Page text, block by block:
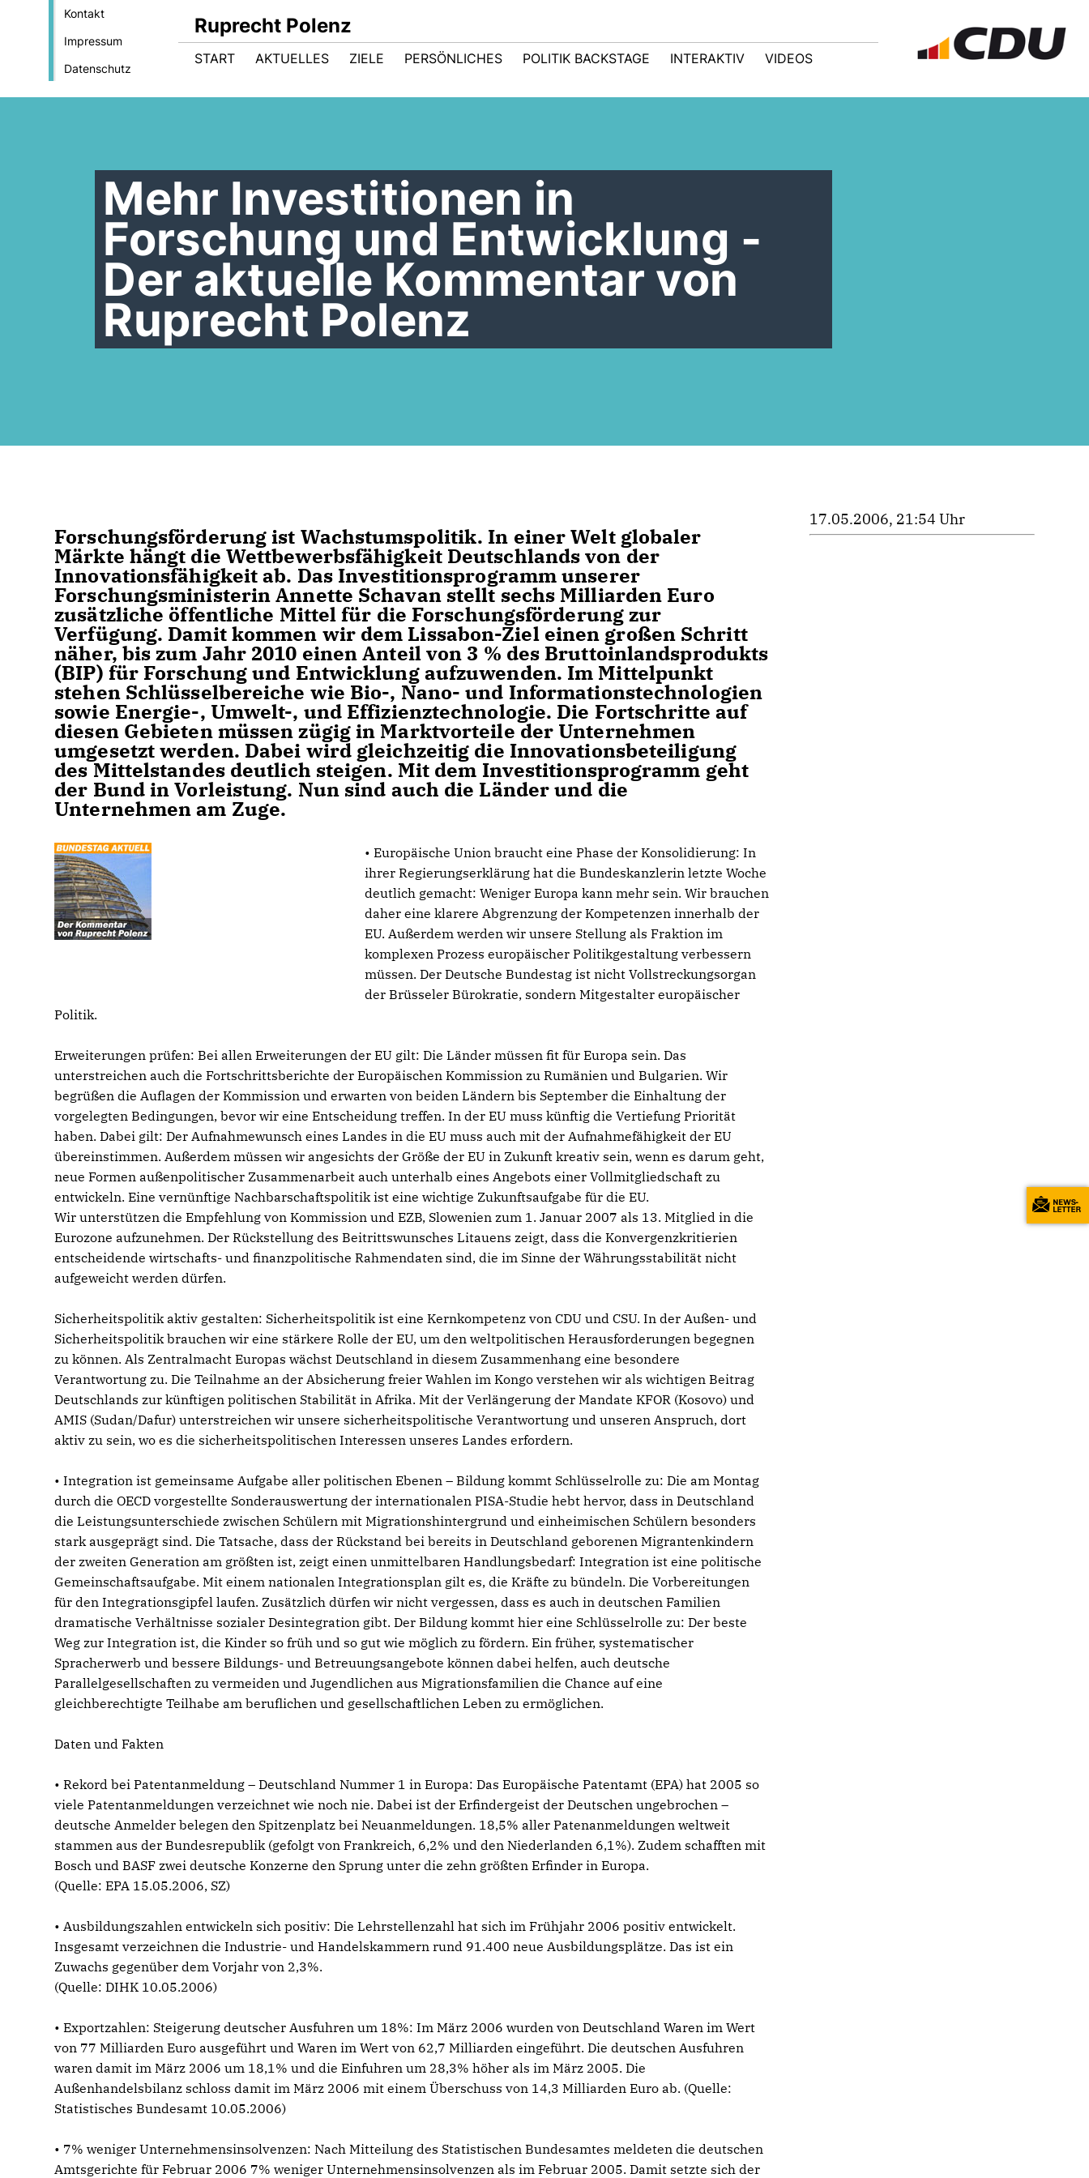
Kontakt
Impressum
Datenschutz
Ruprecht Polenz
START AKTUELLES ZIELE PERSÖNLICHES POLITIK BACKSTAGE INTERAKTIV VIDEOS
Mehr Investitionen in
Forschung und Entwicklung -
Der aktuelle Kommentar von
Ruprecht Polenz
Forschungsförderung ist Wachstumspolitik. In einer Welt globaler
Märkte hängt die Wettbewerbsfähigkeit Deutschlands von der
Innovationsfähigkeit ab. Das Investitionsprogramm unserer
Forschungsministerin Annette Schavan stellt sechs Milliarden Euro
zusätzliche öffentliche Mittel für die Forschungsförderung zur
Verfügung. Damit kommen wir dem Lissabon-Ziel einen großen Schritt
näher, bis zum Jahr 2010 einen Anteil von 3 % des Bruttoinlandsprodukts
(BIP) für Forschung und Entwicklung aufzuwenden. Im Mittelpunkt
stehen Schlüsselbereiche wie Bio-, Nano- und Informationstechnologien
sowie Energie-, Umwelt-, und Effizienztechnologie. Die Fortschritte auf
diesen Gebieten müssen zügig in Marktvorteile der Unternehmen
umgesetzt werden. Dabei wird gleichzeitig die Innovationsbeteiligung
des Mittelstandes deutlich steigen. Mit dem Investitionsprogramm geht
der Bund in Vorleistung. Nun sind auch die Länder und die
Unternehmen am Zuge.
• Europäische Union braucht eine Phase der Konsolidierung: In
ihrer Regierungserklärung hat die Bundeskanzlerin letzte Woche
deutlich gemacht: Weniger Europa kann mehr sein. Wir brauchen
daher eine klarere Abgrenzung der Kompetenzen innerhalb der
EU. Außerdem werden wir unsere Stellung als Fraktion im
komplexen Prozess europäischer Politikgestaltung verbessern
müssen. Der Deutsche Bundestag ist nicht Vollstreckungsorgan
der Brüsseler Bürokratie, sondern Mitgestalter europäischer
Politik.
Erweiterungen prüfen: Bei allen Erweiterungen der EU gilt: Die Länder müssen fit für Europa sein. Das
unterstreichen auch die Fortschrittsberichte der Europäischen Kommission zu Rumänien und Bulgarien. Wir
begrüßen die Auflagen der Kommission und erwarten von beiden Ländern bis September die Einhaltung der
vorgelegten Bedingungen, bevor wir eine Entscheidung treffen. In der EU muss künftig die Vertiefung Priorität
haben. Dabei gilt: Der Aufnahmewunsch eines Landes in die EU muss auch mit der Aufnahmefähigkeit der EU
übereinstimmen. Außerdem müssen wir angesichts der Größe der EU in Zukunft kreativ sein, wenn es darum geht,
neue Formen außenpolitischer Zusammenarbeit auch unterhalb eines Angebots einer Vollmitgliedschaft zu
entwickeln. Eine vernünftige Nachbarschaftspolitik ist eine wichtige Zukunftsaufgabe für die EU.
Wir unterstützen die Empfehlung von Kommission und EZB, Slowenien zum 1. Januar 2007 als 13. Mitglied in die
Eurozone aufzunehmen. Der Rückstellung des Beitrittswunsches Litauens zeigt, dass die Konvergenzkritierien
entscheidende wirtschafts- und finanzpolitische Rahmendaten sind, die im Sinne der Währungsstabilität nicht
aufgeweicht werden dürfen.
Sicherheitspolitik aktiv gestalten: Sicherheitspolitik ist eine Kernkompetenz von CDU und CSU. In der Außen- und
Sicherheitspolitik brauchen wir eine stärkere Rolle der EU, um den weltpolitischen Herausforderungen begegnen
zu können. Als Zentralmacht Europas wächst Deutschland in diesem Zusammenhang eine besondere
Verantwortung zu. Die Teilnahme an der Absicherung freier Wahlen im Kongo verstehen wir als wichtigen Beitrag
Deutschlands zur künftigen politischen Stabilität in Afrika. Mit der Verlängerung der Mandate KFOR (Kosovo) und
AMIS (Sudan/Dafur) unterstreichen wir unsere sicherheitspolitische Verantwortung und unseren Anspruch, dort
aktiv zu sein, wo es die sicherheitspolitischen Interessen unseres Landes erfordern.
• Integration ist gemeinsame Aufgabe aller politischen Ebenen – Bildung kommt Schlüsselrolle zu: Die am Montag
durch die OECD vorgestellte Sonderauswertung der internationalen PISA-Studie hebt hervor, dass in Deutschland
die Leistungsunterschiede zwischen Schülern mit Migrationshintergrund und einheimischen Schülern besonders
stark ausgeprägt sind. Die Tatsache, dass der Rückstand bei bereits in Deutschland geborenen Migrantenkindern
der zweiten Generation am größten ist, zeigt einen unmittelbaren Handlungsbedarf: Integration ist eine politische
Gemeinschaftsaufgabe. Mit einem nationalen Integrationsplan gilt es, die Kräfte zu bündeln. Die Vorbereitungen
für den Integrationsgipfel laufen. Zusätzlich dürfen wir nicht vergessen, dass es auch in deutschen Familien
dramatische Verhältnisse sozialer Desintegration gibt. Der Bildung kommt hier eine Schlüsselrolle zu: Der beste
Weg zur Integration ist, die Kinder so früh und so gut wie möglich zu fördern. Ein früher, systematischer
Spracherwerb und bessere Bildungs- und Betreuungsangebote können dabei helfen, auch deutsche
Parallelgesellschaften zu vermeiden und Jugendlichen aus Migrationsfamilien die Chance auf eine
gleichberechtigte Teilhabe am beruflichen und gesellschaftlichen Leben zu ermöglichen.
Daten und Fakten
• Rekord bei Patentanmeldung – Deutschland Nummer 1 in Europa: Das Europäische Patentamt (EPA) hat 2005 so
viele Patentanmeldungen verzeichnet wie noch nie. Dabei ist der Erfindergeist der Deutschen ungebrochen –
deutsche Anmelder belegen den Spitzenplatz bei Neuanmeldungen. 18,5% aller Patenanmeldungen weltweit
stammen aus der Bundesrepublik (gefolgt von Frankreich, 6,2% und den Niederlanden 6,1%). Zudem schafften mit
Bosch und BASF zwei deutsche Konzerne den Sprung unter die zehn größten Erfinder in Europa.
(Quelle: EPA 15.05.2006, SZ)
• Ausbildungszahlen entwickeln sich positiv: Die Lehrstellenzahl hat sich im Frühjahr 2006 positiv entwickelt.
Insgesamt verzeichnen die Industrie- und Handelskammern rund 91.400 neue Ausbildungsplätze. Das ist ein
Zuwachs gegenüber dem Vorjahr von 2,3%.
(Quelle: DIHK 10.05.2006)
• Exportzahlen: Steigerung deutscher Ausfuhren um 18%: Im März 2006 wurden von Deutschland Waren im Wert
von 77 Milliarden Euro ausgeführt und Waren im Wert von 62,7 Milliarden eingeführt. Die deutschen Ausfuhren
waren damit im März 2006 um 18,1% und die Einfuhren um 28,3% höher als im März 2005. Die
Außenhandelsbilanz schloss damit im März 2006 mit einem Überschuss von 14,3 Milliarden Euro ab. (Quelle:
Statistisches Bundesamt 10.05.2006)
• 7% weniger Unternehmensinsolvenzen: Nach Mitteilung des Statistischen Bundesamtes meldeten die deutschen
Amtsgerichte für Februar 2006 7% weniger Unternehmensinsolvenzen als im Februar 2005. Damit setzte sich der
17.05.2006, 21:54 Uhr